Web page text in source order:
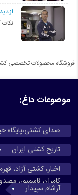
از
نکات
فروشگاه محصولات تخصصی
موضوعات داغ:
صدای کشتی،پایگاه
تاریخ کشتی ایران
اخبار، کشتی آزاد،
کامران قاسمپور،
آرشام سپیدار